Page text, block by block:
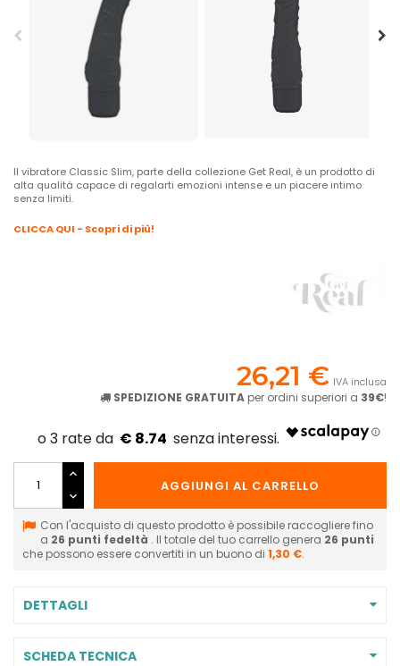
Il vibratore Classic Slim, parte della collezione Get Real, è un prodotto di
alta qualità capace di regalarti emozioni intense e un piacere intimo
senza limiti.
CLICCA QUI - Scopri di più!
26,21 € IVA inclusa
SPEDIZIONE GRATUITA per ordini superiori a 39€!
€ 8.74
AGGIUNGI AL CARRELLO
Con l'acquisto di questo prodotto è possibile raccogliere fino
a 26 punti fedeltà . Il totale del tuo carrello genera 26 punti
che possono essere convertiti in un buono di 1,30 €.
DETTAGLI
SCHEDA TECNICA